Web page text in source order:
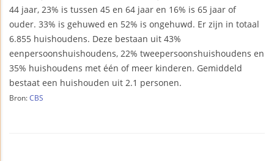
44 jaar, 23% is tussen 45 en 64 jaar en 16% is 65 jaar of
ouder. 33% is gehuwed en 52% is ongehuwd. Er zijn in totaal
6.855 huishoudens. Deze bestaan uit 43%
eenpersoonshuishoudens, 22% tweepersoonshuishoudens en
35% huishoudens met één of meer kinderen. Gemiddeld
bestaat een huishouden uit 2.1 personen.
Bron: CBS